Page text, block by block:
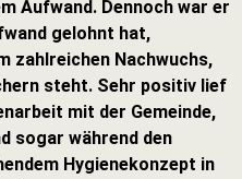
Aufwand. Dennoch war er
gelohnt hat,
zahlreichen Nachwuchs,
steht. Sehr positiv lief
mit der Gemeinde,
sogar während den
Hygienekonzept in